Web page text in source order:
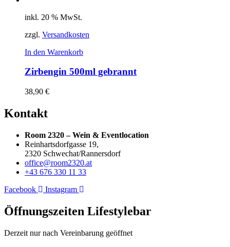
inkl. 20 % MwSt.
zzgl. Versandkosten
In den Warenkorb
Zirbengin 500ml gebrannt
38,90 €
Kontakt
Room 2320 – Wein & Eventlocation
Reinhartsdorfgasse 19,
2320 Schwechat/Rannersdorf
office@room2320.at
+43 676 330 11 33
Facebook
Instagram
Öffnungszeiten Lifestylebar
Derzeit nur nach Vereinbarung geöffnet